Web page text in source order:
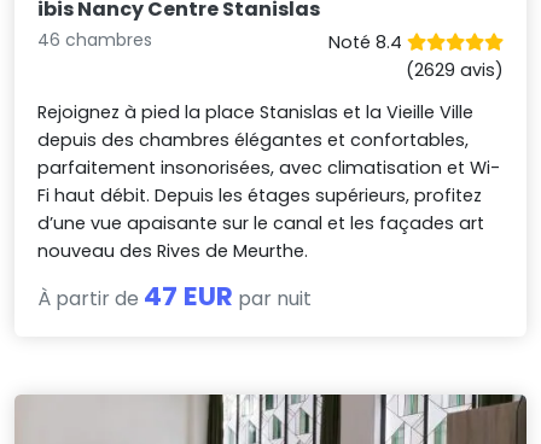
ibis Nancy Centre Stanislas
46 chambres
Noté 8.4
(2629 avis)
Rejoignez à pied la place Stanislas et la Vieille Ville
depuis des chambres élégantes et confortables,
parfaitement insonorisées, avec climatisation et Wi-
Fi haut débit. Depuis les étages supérieurs, profitez
d’une vue apaisante sur le canal et les façades art
nouveau des Rives de Meurthe.
À partir de 47 EUR par nuit